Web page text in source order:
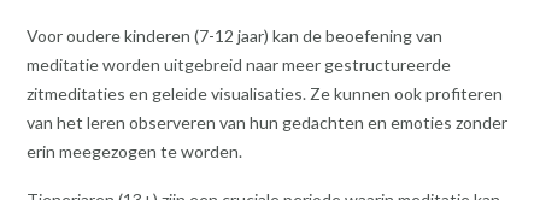
Voor oudere kinderen (7-12 jaar) kan de beoefening van
meditatie worden uitgebreid naar meer gestructureerde
zitmeditaties en geleide visualisaties. Ze kunnen ook profiteren
van het leren observeren van hun gedachten en emoties zonder
erin meegezogen te worden.